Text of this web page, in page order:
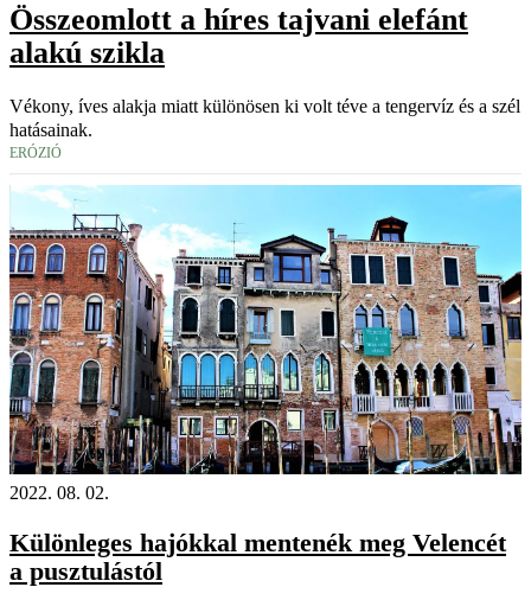
Összeomlott a híres tajvani elefánt
alakú szikla
Vékony, íves alakja miatt különösen ki volt téve a tengervíz és a szél
hatásainak.
ERÓZIÓ
2022. 08. 02.
Különleges hajókkal mentenék meg Velencét
a pusztulástól